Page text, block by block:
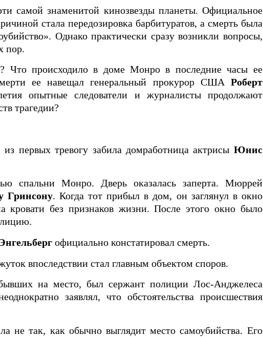
самой знаменитой кинозвезды планеты. Официальное
стала передозировка барбитуратов, а смерть была
Однако практически сразу возникли вопросы,
пор.
Что происходило в доме Монро в последние часы ее
ее навещал генеральный прокурор США Роберт
опытные следователи и журналисты продолжают
трагедии?
первых тревогу забила домработница актрисы Юнис
спальни Монро. Дверь оказалась заперта. Мюррей
Гринсону. Когда тот прибыл в дом, он заглянул в окно
без признаков жизни. После этого окно было
официально констатировал смерть.
впоследствии стал главным объектом споров.
на место, был сержант полиции Лос-Анджелеса
заявлял, что обстоятельства происшествия
не так, как обычно выглядит место самоубийства. Его